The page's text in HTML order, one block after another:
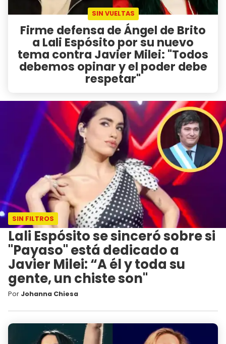
SIN VUELTAS
Firme defensa de Ángel de Brito
a Lali Espósito por su nuevo
tema contra Javier Milei: "Todos
debemos opinar y el poder debe
respetar"
SIN FILTROS
Lali Espósito se sinceró sobre si
"Payaso" está dedicado a
Javier Milei: “A él y toda su
gente, un chiste son"
Por Johanna Chiesa